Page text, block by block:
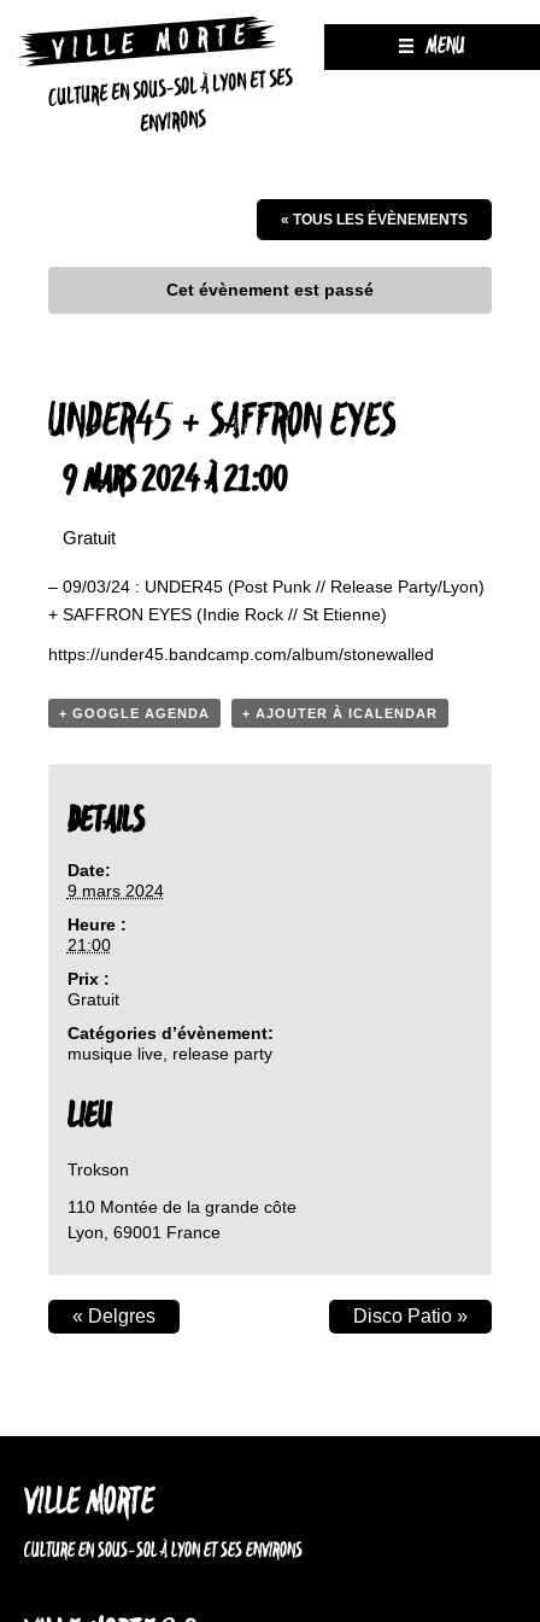
CULTURE EN SOUS-SOL À LYON ET SES
ENVIRONS
MENU
« TOUS LES ÉVÈNEMENTS
Cet évènement est passé
UNDER45 + SAFFRON EYES
9 MARS 2024 À 21:00
Gratuit
– 09/03/24 : UNDER45 (Post Punk // Release Party/Lyon)
+ SAFFRON EYES (Indie Rock // St Etienne)
https://under45.bandcamp.com/album/stonewalled
+ GOOGLE AGENDA + AJOUTER À ICALENDAR
DETAILS
Date:
9 mars 2024
Heure :
21:00
Prix :
Gratuit
Catégories d’évènement:
musique live, release party
LIEU
Trokson
110 Montée de la grande côte
Lyon 69001 France
« Delgres Disco Patio »
VILLE MORTE
CULTURE EN SOUS-SOL À LYON ET SES ENVIRONS